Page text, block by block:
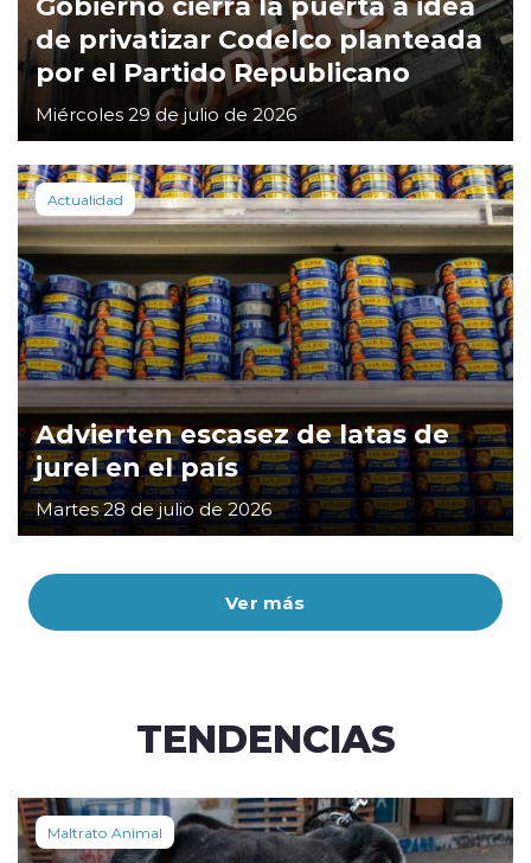
Ver más
de privatizar Codelco planteada
por el Partido Republicano
Miércoles 29 de julio de 2026
Actualidad
Advierten escasez de latas de
jurel en el país
Martes 28 de julio de 2026
TENDENCIAS
Maltrato Animal